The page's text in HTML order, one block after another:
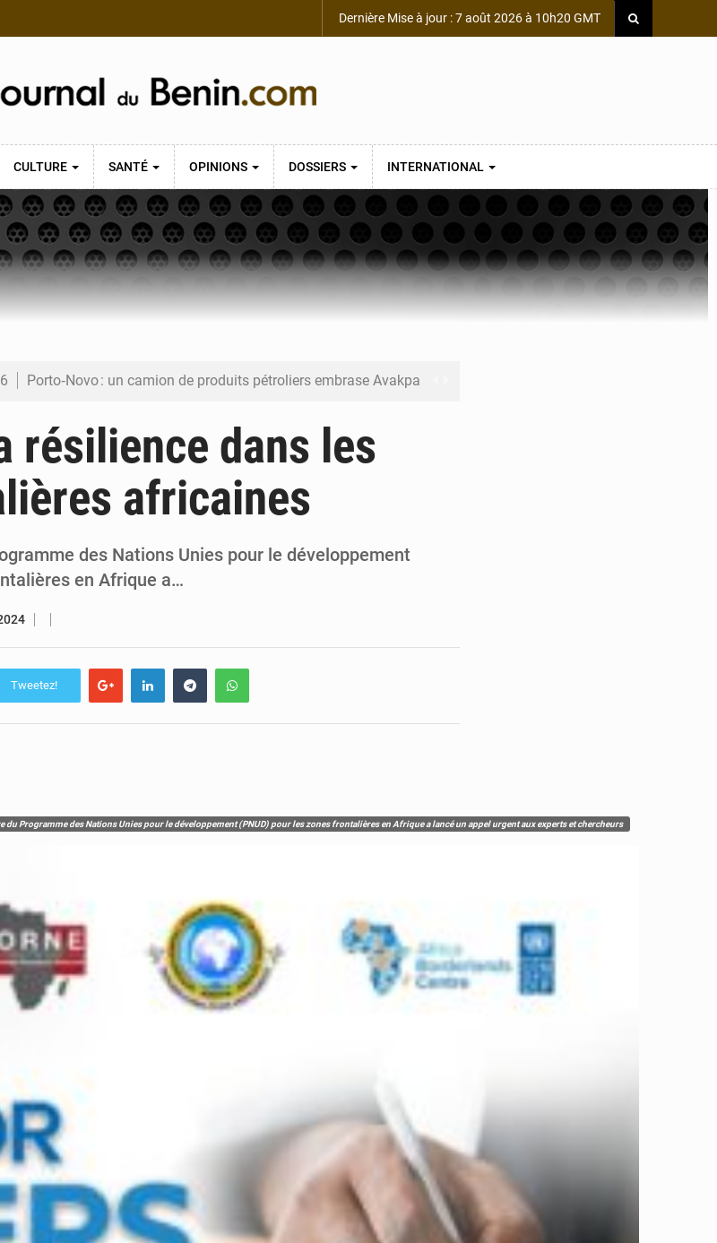
Dernière Mise à jour : 7 août 2026 à 10h20 GMT
CULTURE SANTÉ OPINIONS DOSSIERS INTERNATIONAL
Porto‑Novo : un camion de produits pétroliers embrase Avakpa
Bénin : Djogbénou inspecte le chantier du siège de l’Assemblée
Bénin et Canada scellent un partenariat inédit
résilience dans les
africaines
des Nations Unies pour le développement
en Afrique a…
Tweetez!
du Programme des Nations Unies pour le développement (PNUD) pour les zones frontalières en Afrique a lancé un appel urgent aux experts et chercheurs